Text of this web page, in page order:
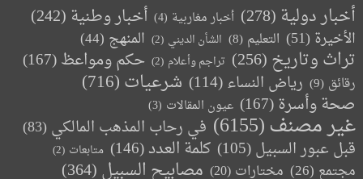
أخبار دولية (278) أخبار مغاربية (4) أخبار وطنية(242)
الأخيرة (51) التعليم (8) الشأن الديني (2) المنهج (44)
تراث وتاريخ(256) تراجم وأعلام (2) حكم ومواعظ(167)
رقائق (9) رياض النساء(114) شرعيات(716)
صحة وأسرة(167) عيون المقالات (3)
غير مصنف(6155) في رحاب المذهب المالكي (83)
قبل عبور السبيل(105) كلمة العدد(146) متابعات (2)
مجتمع (26) مختارات (20) مصابيح السبيل(364)